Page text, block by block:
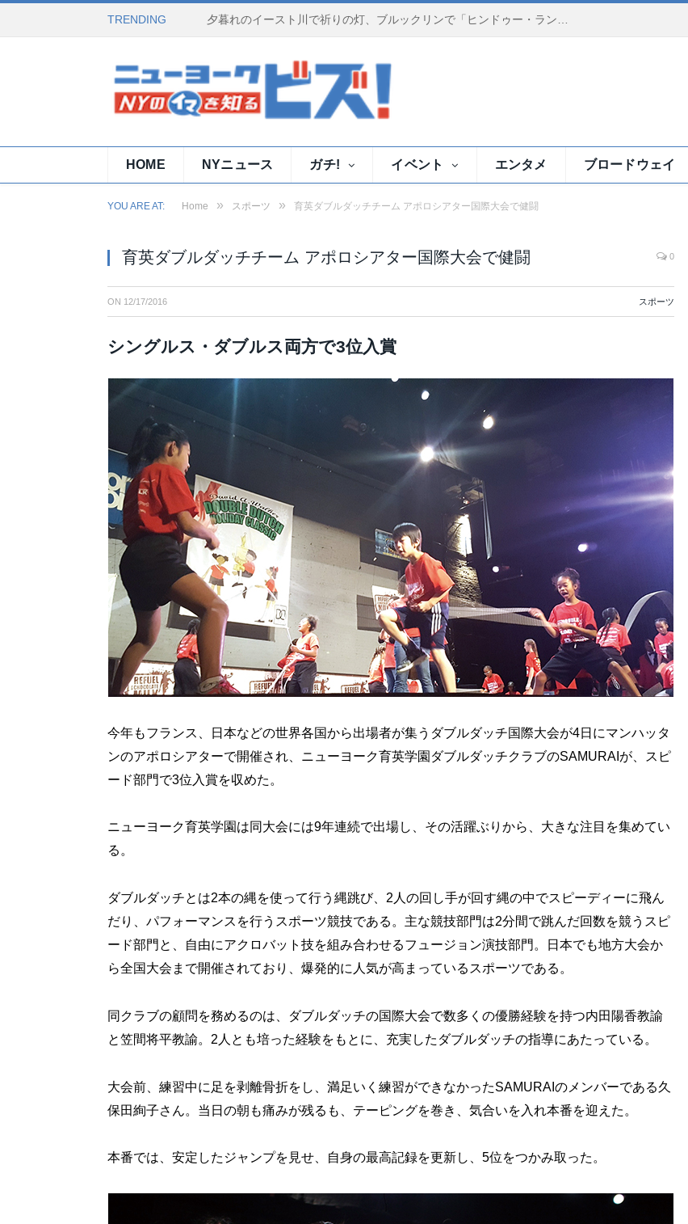
TRENDING 夕暮れのイースト川で祈りの灯、ブルックリンで「ヒンドゥー・ランプ・セレモニー」
HOME NYニュース ガチ! イベント エンタメ ブロードウェイ
YOU ARE AT: Home » スポーツ » 育英ダブルダッチチーム アポロシアター国際大会で健闘
育英ダブルダッチチーム アポロシアター国際大会で健闘 0
ON 12/17/2016 スポーツ
シングルス・ダブルス両方で3位入賞
今年もフランス、日本などの世界各国から出場者が集うダブルダッチ国際大会が4日にマンハッタ
ンのアポロシアターで開催され、ニューヨーク育英学園ダブルダッチクラブのSAMURAIが、スピ
ード部門で3位入賞を収めた。
ニューヨーク育英学園は同大会には9年連続で出場し、その活躍ぶりから、大きな注目を集めてい
る。
ダブルダッチとは2本の縄を使って行う縄跳び、2人の回し手が回す縄の中でスピーディーに飛ん
だり、パフォーマンスを行うスポーツ競技である。主な競技部門は2分間で跳んだ回数を競うスピ
ード部門と、自由にアクロバット技を組み合わせるフュージョン演技部門。日本でも地方大会か
ら全国大会まで開催されており、爆発的に人気が高まっているスポーツである。
同クラブの顧問を務めるのは、ダブルダッチの国際大会で数多くの優勝経験を持つ内田陽香教諭
と笠間将平教諭。2人とも培った経験をもとに、充実したダブルダッチの指導にあたっている。
大会前、練習中に足を剥離骨折をし、満足いく練習ができなかったSAMURAIのメンバーである久
保田絢子さん。当日の朝も痛みが残るも、テーピングを巻き、気合いを入れ本番を迎えた。
本番では、安定したジャンプを見せ、自身の最高記録を更新し、5位をつかみ取った。